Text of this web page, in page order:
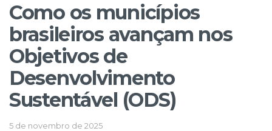
Como os municípios
brasileiros avançam nos
Objetivos de
Desenvolvimento
Sustentável (ODS)
5 de novembro de 2025